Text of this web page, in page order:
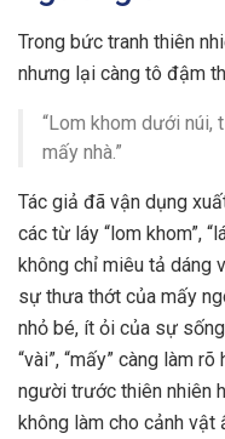
Trong bức tranh thiên
nhưng lại càng tô đậm
“Lom khom dưới núi,
mấy nhà.”
Tác giả đã vận dụng
các từ láy “lom khom”,
không chỉ miêu tả dáng
sự thưa thớt của mấy
nhỏ bé, ít ỏi của sự
“vài”, “mấy” càng làm
người trước thiên nhiên
không làm cho cảnh vật